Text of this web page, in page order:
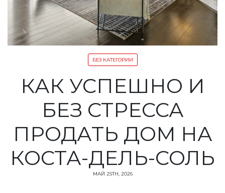
БЕЗ КАТЕГОРИИ
КАК УСПЕШНО И
БЕЗ СТРЕССА
ПРОДАТЬ ДОМ НА
КОСТА-ДЕЛЬ-СОЛЬ
МАЙ 25TH, 2026